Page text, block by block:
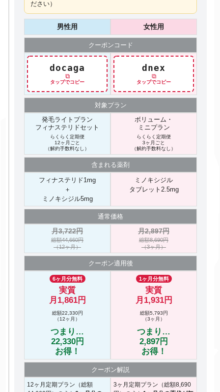
ださい）
男性用 女性用
クーポン コード
docaga
⧉
タップでコピー
dnex
⧉
タップでコピー
対象プラン
発毛ライトプラン
フィナステリドセット
らくらく定期便
12ヶ月ごと
（解約手数料なし）
ボリューム・
ミニプラン
らくらく定期便
3ヶ月ごと
（解約手数料なし）
含まれる薬剤
フィナステリド1mg
＋
ミノキシジル5mg
ミノキシジル
タブレット2.5mg
通常価格
月3,722円
総額44,660円
（12ヶ月）
月2,897円
総額8,690円
（3ヶ月）
クーポン適用後
6ヶ月分無料
実質
月1,861円
総額22,330円
（12ヶ月）
つまり…
22,330円
お得！
1ヶ月分無料
実質
月1,931円
総額5,793円
（3ヶ月）
つまり…
2,897円
お得！
クーポン解説
12ヶ月定期プラン（総額
3ヶ月定期プラン（総額8,690